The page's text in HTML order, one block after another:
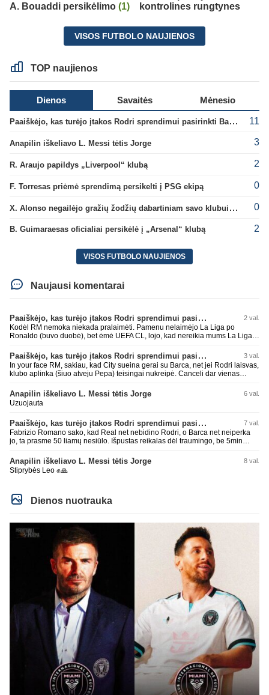
A. Bouaddi persikėlimo (1)
kontrolines rungtynes
VISOS FUTBOLO NAUJIENOS
TOP naujienos
Dienos Savaitės Mėnesio
Paaiškėjo, kas turėjo įtakos Rodri sprendimui pasirinkti Barselonos pusę 11
Anapilin iškeliavo L. Messi tėtis Jorge 3
R. Araujo papildys „Liverpool“ klubą 2
F. Torresas priėmė sprendimą persikelti į PSG ekipą 0
X. Alonso negailėjo gražių žodžių dabartiniam savo klubui „Chelsea“ 0
B. Guimaraesas oficialiai persikėlė į „Arsenal“ klubą 2
VISOS FUTBOLO NAUJIENOS
Naujausi komentarai
Paaiškėjo, kas turėjo įtakos Rodri sprendimui pasirinkti Barselonos pusę 2 val.
Kodėl RM nemoka niekada pralaimėti. Pamenu nelaimėjo La Liga po
Ronaldo (buvo duobė), bet ėmė UEFA CL, lojo, kad nereikia mums La Liga,
laimėti La Liga. Dabar vėl gavo nuo Barcos ir Rodri ateina ne pas juos, vėl
nereikia mums jo, senas ir t.t. Gal davai vyriškai priimkit tuos pralaimėjimus
be kvailų nereikia, nenorim ir t.t.
Paaiškėjo, kas turėjo įtakos Rodri sprendimui pasirinkti Barselonos pusę 3 val.
In your face RM, sakiau, kad City sueina gerai su Barca, net jei Rodri laisvas,
klubo aplinka (šiuo atveju Pepa) teisingai nukreipė. Canceli dar vienas
Super
Anapilin iškeliavo L. Messi tėtis Jorge 6 val.
Uzuojauta
Paaiškėjo, kas turėjo įtakos Rodri sprendimui pasirinkti Barselonos pusę 7 val.
Fabrizio Romano sako, kad Real net nebidino Rodri, o Barca net neiperka
jo, ta prasme 50 liamų nesiūlo. Išpustas reikalas dėl traumingo, be 5min
Anapilin iškeliavo L. Messi tėtis Jorge 8 val.
Stiprybės Leo ✊🙏
Dienos nuotrauka